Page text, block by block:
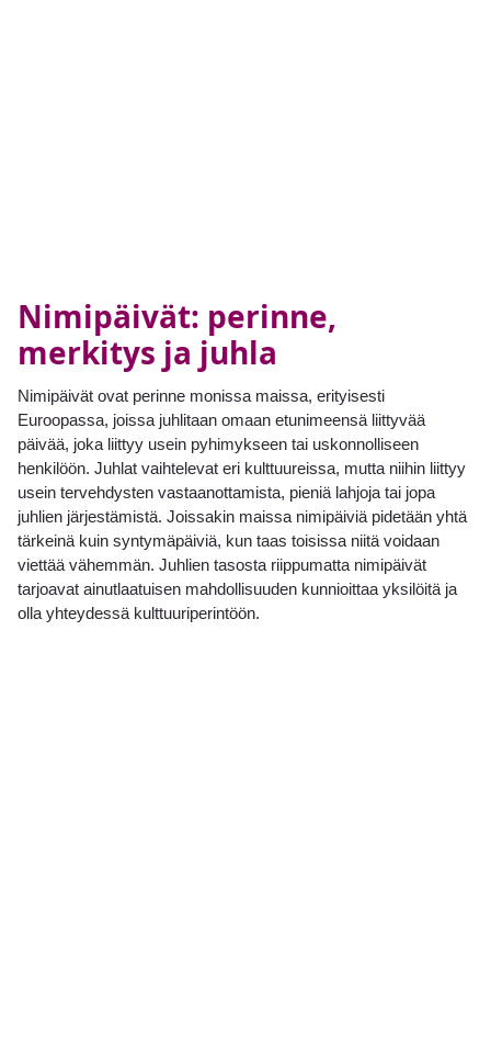
Nimipäivät: perinne,
merkitys ja juhla
Nimipäivät ovat perinne monissa maissa, erityisesti
Euroopassa, joissa juhlitaan omaan etunimeensä liittyvää
päivää, joka liittyy usein pyhimykseen tai uskonnolliseen
henkilöön. Juhlat vaihtelevat eri kulttuureissa, mutta niihin liittyy
usein tervehdysten vastaanottamista, pieniä lahjoja tai jopa
juhlien järjestämistä. Joissakin maissa nimipäiviä pidetään yhtä
tärkeinä kuin syntymäpäiviä, kun taas toisissa niitä voidaan
viettää vähemmän. Juhlien tasosta riippumatta nimipäivät
tarjoavat ainutlaatuisen mahdollisuuden kunnioittaa yksilöitä ja
olla yhteydessä kulttuuriperintöön.